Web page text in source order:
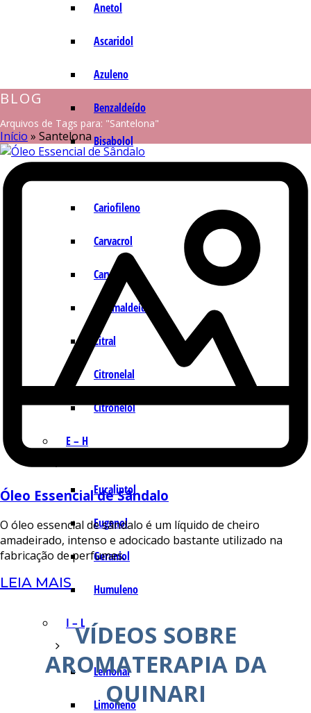
Anetol
Ascaridol
Azuleno
Benzaldeído
Bisabolol
Cariofileno
Carvacrol
Carvona
Cinamaldeído
Citral
Citronelal
Citronelol
E – H
Eucaliptol
Eugenol
Geraniol
Humuleno
I – L
Lemonal
Limoneno
BLOG
Arquivos de Tags para: "Santelona"
Início » Santelona
Óleo Essencial de Sândalo
O óleo essencial de sândalo é um líquido de cheiro
amadeirado, intenso e adocicado bastante utilizado na
fabricação de perfumes.
LEIA MAIS
VÍDEOS SOBRE
AROMATERAPIA DA
QUINARI